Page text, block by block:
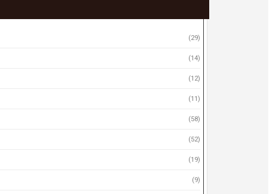
(29)
(14)
(12)
(11)
(58)
(52)
(19)
(9)